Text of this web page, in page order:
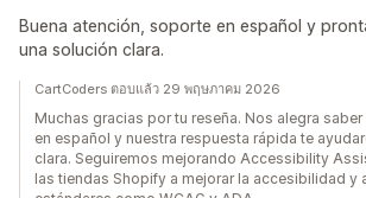
Buena atención, soporte en español y
una solución clara.
CartCoders ตอบแล้ว 29 พฤษภาคม 2026
Muchas gracias por tu reseña. Nos alegra
en español y nuestra respuesta rápida te
clara. Seguiremos mejorando Accessibility
las tiendas Shopify a mejorar la accesibilidad y